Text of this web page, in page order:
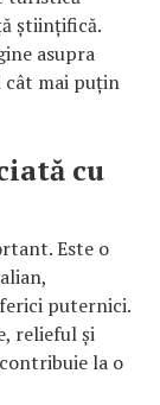
științifică.
asupra
cât mai puțin
cu
Este o
puternici.
relieful și
la o